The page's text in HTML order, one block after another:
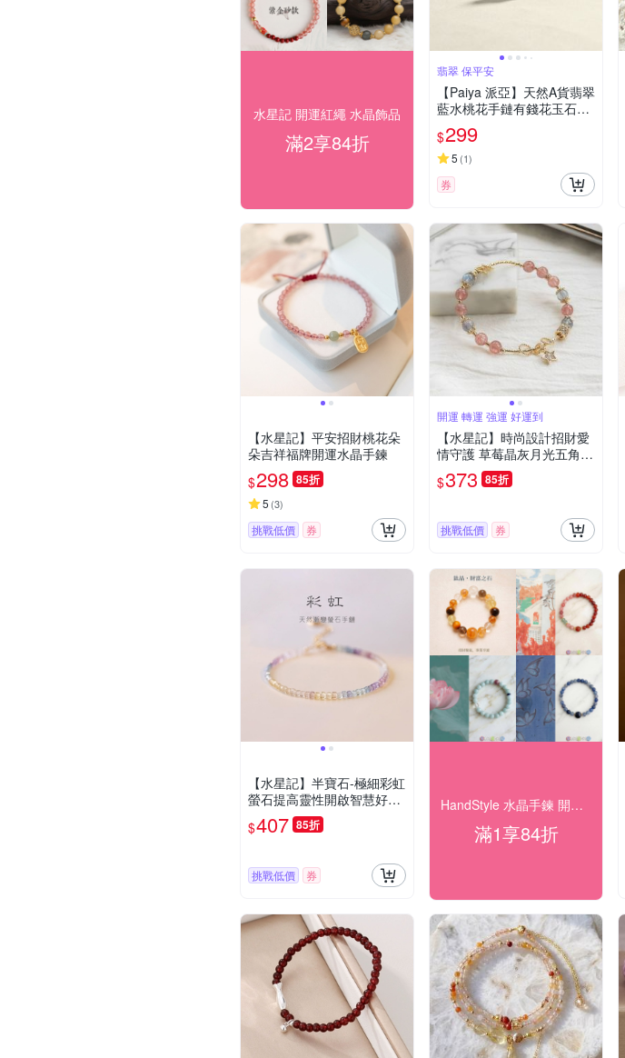
水星記 開運紅繩 水晶飾品
滿2享84折
翡翠 保平安
【Paiya 派亞】天然A貨翡翠
藍水桃花手鏈有錢花玉石手
工編織男女款情侶手繩(送禮
好物/交換禮物)
$299
5 (1)
券
【水星記】平安招財桃花朵
朵吉祥福牌開運水晶手鍊
$298 85折
5 (3)
挑戰低價 券
開運 轉運 強運 好運到
【水星記】時尚設計招財愛
情守護 草莓晶灰月光五角星
手鍊(09035)
$373 85折
挑戰低價 券
【水星記】半寶石-極細彩虹
螢石提高靈性開啟智慧好運
手鍊(77556075)
$407 85折
挑戰低價 券
HandStyle 水晶手鍊 開運 招財 桃花
滿1享84折